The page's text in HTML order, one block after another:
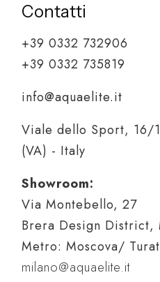
Contatti
+39 0332 732906
+39 0332 735819
info@aquaelite.it
Viale dello Sport, 16/
(VA) - Italy
Showroom:
Via Montebello, 27
Brera Design District,
Metro: Moscova/
milano@aquaelite.it